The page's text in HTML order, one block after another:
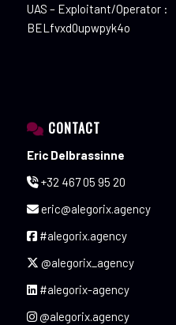
UAS – Exploitant/Operator :
BELfvxd0upwpyk4o
CONTACT
Eric Delbrassinne
+32 467 05 95 20
eric@alegorix.agency
#alegorix.agency
@alegorix_agency
#alegorix-agency
@alegorix.agency